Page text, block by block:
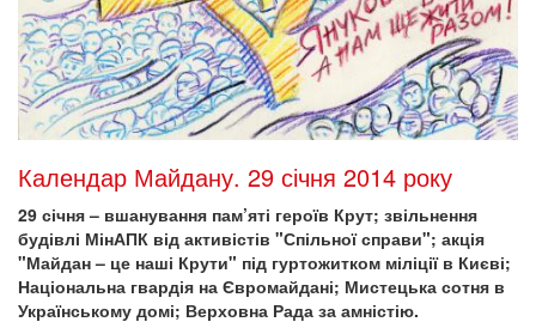
Календар Майдану. 29 січня 2014 року
29 січня – вшанування пам’яті героїв Крут; звільнення
будівлі МінАПК від активістів "Спільної справи"; акція
"Майдан – це наші Крути" під гуртожитком міліції в Києві;
Національна гвардія на Євромайдані; Мистецька сотня в
Українському домі; Верховна Рада за амністію.